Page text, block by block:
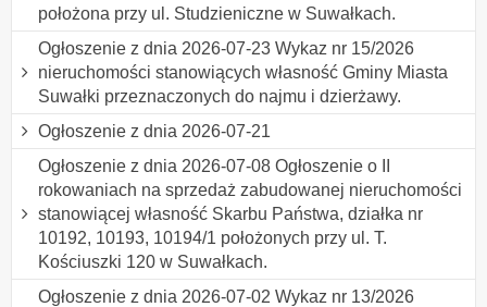
położona przy ul. Studzieniczne w Suwałkach.
Ogłoszenie z dnia 2026-07-23 Wykaz nr 15/2026
nieruchomości stanowiących własność Gminy Miasta
Suwałki przeznaczonych do najmu i dzierżawy.
Ogłoszenie z dnia 2026-07-21
Ogłoszenie z dnia 2026-07-08 Ogłoszenie o II
rokowaniach na sprzedaż zabudowanej nieruchomości
stanowiącej własność Skarbu Państwa, działka nr
10192, 10193, 10194/1 położonych przy ul. T.
Kościuszki 120 w Suwałkach.
Ogłoszenie z dnia 2026-07-02 Wykaz nr 13/2026